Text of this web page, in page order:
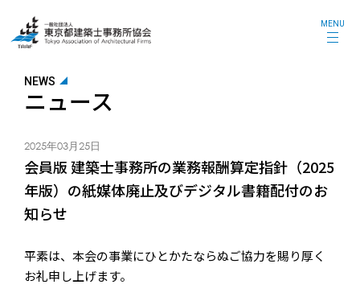
MENU
NEWS
ニュース
2025年03月25日
会員版 建築士事務所の業務報酬算定指針（2025
年版）の紙媒体廃止及びデジタル書籍配付のお
知らせ
平素は、本会の事業にひとかたならぬご協力を賜り厚く
お礼申し上げます。